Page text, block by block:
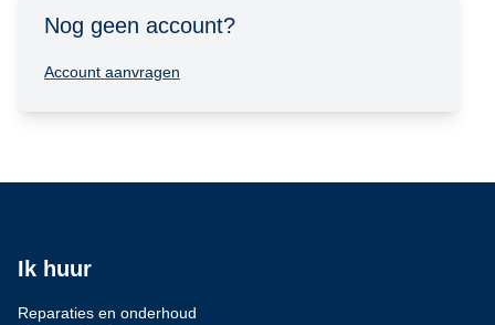
Nog geen account?
Account aanvragen
Ik huur
Reparaties en onderhoud